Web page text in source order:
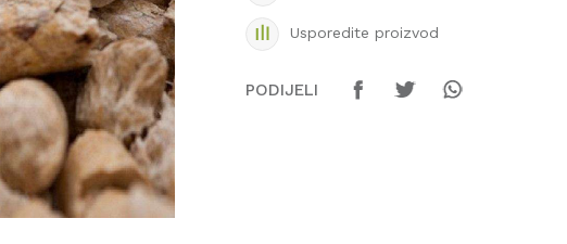
Usporedite proizvod
PODIJELI